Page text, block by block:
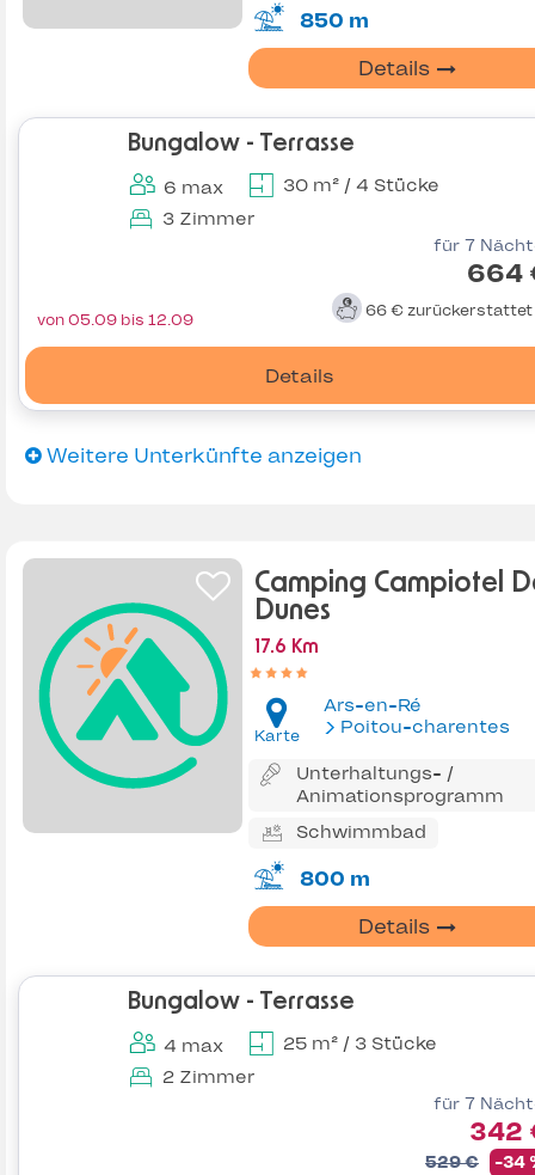
850 m
Details
Bungalow - Terrasse
6 max
30 m² / 4 Stücke
3 Zimmer
für 7
664
66 € zurückerstattet
Details
von 05.09 bis 12.09
Weitere Unterkünfte anzeigen
Camping Campiotel
Dunes
17.6 Km
Karte
Ars-en-Ré
Poitou-charentes
Unterhaltungs- /
Animationsprogramm
Schwimmbad
800 m
Details
Bungalow - Terrasse
4 max
25 m² / 3 Stücke
2 Zimmer
für 7
342
529 € -34